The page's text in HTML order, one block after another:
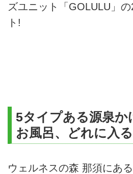
ズユニット「GOLULU」
ト!
5タイプある源泉か
お風呂、どれに入
ウェルネスの森 那須にあ